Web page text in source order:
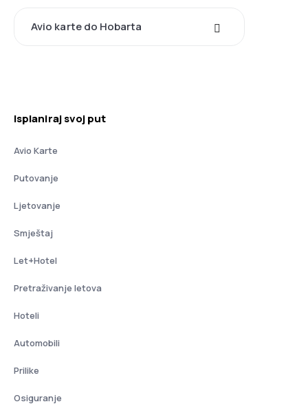
Avio karte do Hobarta
Isplaniraj svoj put
Avio Karte
Putovanje
Ljetovanje
Smještaj
Let+Hotel
Pretraživanje letova
Hoteli
Automobili
Prilike
Osiguranje